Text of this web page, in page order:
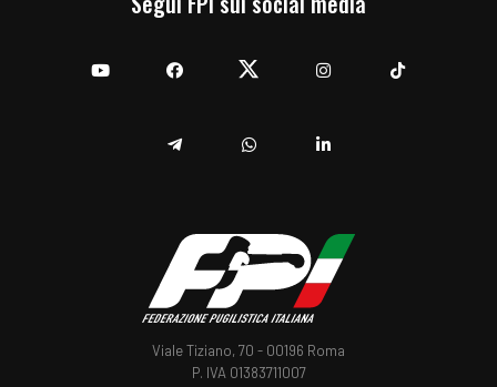
Viale Tiziano, 70 - 00196 Roma
P. IVA 01383711007